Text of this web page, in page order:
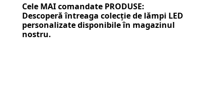
Cele MAI comandate PRODUSE:
Descoperă întreaga colecție de lămpi LED
personalizatedisponibile în magazinul
nostru.